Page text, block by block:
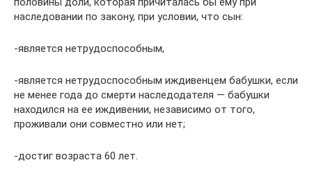
наследовании по закону, при условии, что сын:
-является нетрудоспособным,
-является нетрудоспособным иждивенцем бабушки, если
не менее года до смерти наследодателя — бабушки
находился на ее иждивении, независимо от того,
проживали они совместно или нет;
-достиг возраста 60 лет.